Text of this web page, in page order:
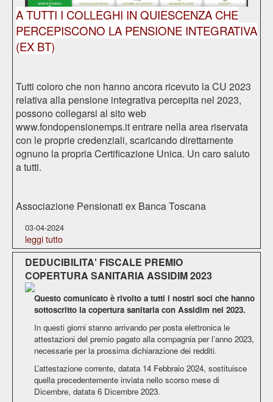
A TUTTI I COLLEGHI IN QUIESCENZA CHE
PERCEPISCONO LA PENSIONE INTEGRATIVA
(EX BT)
Tutti coloro che non hanno ancora ricevuto la CU 2023
relativa alla pensione integrativa percepita nel 2023,
possono collegarsi al sito web
www.fondopensionemps.itentrare nella area riservata
con le proprie credenziali, scaricando direttamente
ognuno la propria Certificazione Unica. Un caro saluto
a tutti.
Associazione Pensionati ex Banca Toscana
03-04-2024
leggi tutto
DEDUCIBILITA' FISCALE PREMIO
COPERTURA SANITARIA ASSIDIM 2023
Questo comunicato è rivolto a tutti i nostri soci che hanno
sottoscritto la copertura sanitaria con Assidim nel 2023.
In questi giorni stanno arrivando per posta elettronica le
attestazioni del premio pagato alla compagnia per l’anno 2023,
necessarie per la prossima dichiarazione dei redditi.
L’attestazione corrente, datata 14 Febbraio 2024, sostituisce
quella precedentemente inviata nello scorso mese di
Dicembre, datata 6 Dicembre 2023.